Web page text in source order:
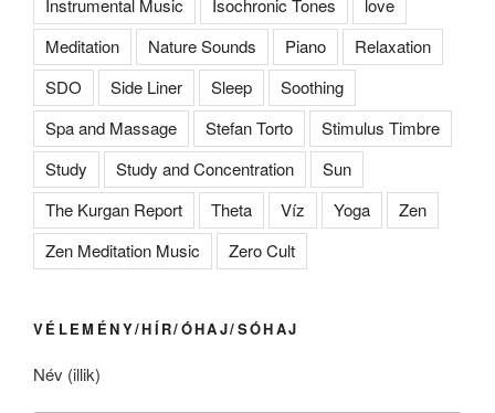
Instrumental Music Isochronic Tones
love
Meditation
Nature Sounds Piano
Relaxation
SDO
Side Liner Sleep
Soothing
Spa and Massage
Stefan Torto
Stimulus Timbre
Study
Study and Concentration
Sun
The Kurgan Report
Theta Víz Yoga
Zen
Zen Meditation Music
Zero Cult
VÉLEMÉNY/HÍR/ÓHAJ/SÓHAJ
Név (illik)